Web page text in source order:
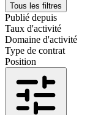
Tous les filtres
Publié depuis
Taux d'activité
Domaine d'activité
Type de contrat
Position